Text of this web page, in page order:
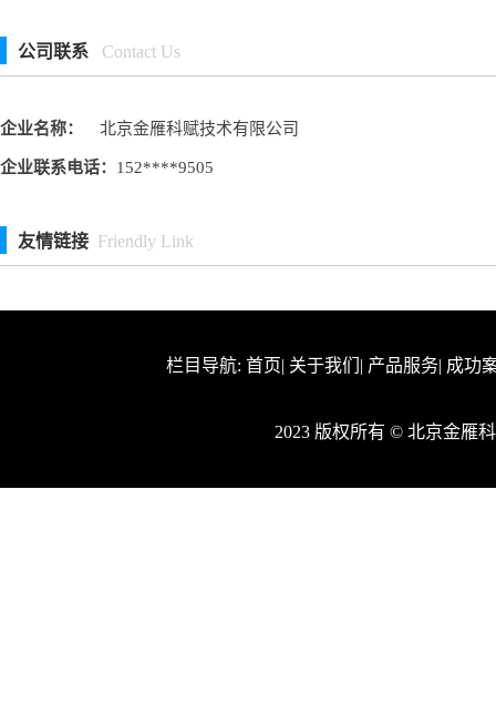
公司联系 Contact Us
企业名称： 北京金雁科赋技术有限公司
企业联系电话： 152****9505
友情链接 Friendly Link
栏目导航: 首页| 关于我们 | 产品服务| 成功
2023 版权所有 © 北京金雁